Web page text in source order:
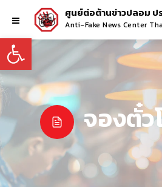
Open toolbar
ศูนย์ต่อต้านข่าวปลอม ป
Anti-Fake News Center
จองตั๋ว